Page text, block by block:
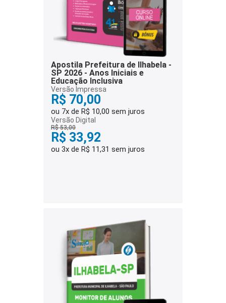
Apostila Prefeitura de Ilhabela -
SP 2026 - Anos Iniciais e
Educação Inclusiva
Versão Impressa
R$ 70,00
ou 7x de R$ 10,00 sem juros
Versão Digital
R$ 53,00
R$ 33,92
ou 3x de R$ 11,31 sem juros